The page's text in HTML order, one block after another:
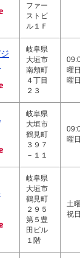
ファー
ストビ
ル１Ｆ
岐阜県
大垣市
南頬町
４丁目
２３
曜
曜日
岐阜県
大垣市
鶴見町
３９７
－１１
曜日
岐阜県
大垣市
鶴見町
２９５
第５豊
田ビル
１階
土
祝日